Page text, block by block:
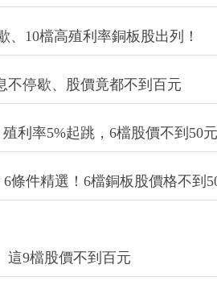
起跳！10檔股價不用百元
配息、選股邏輯一次看懂-
、10檔高殖利率銅板股出列！
不停歇、股價竟都不到百元
利率5%起跳，6檔股價不到50元
條件精選！6檔銅板股價格不到